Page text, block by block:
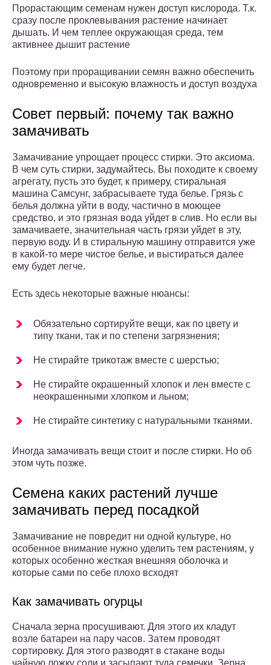
Прорастающим семенам нужен доступ кислорода. Т.к.
сразу после проклевывания растение начинает
дышать. И чем теплее окружающая среда, тем
активнее дышит растение
Поэтому при проращивании семян важно обеспечить
одновременно и высокую влажность и доступ воздуха
Совет первый: почему так важно
замачивать
Замачивание упрощает процесс стирки. Это аксиома.
В чем суть стирки, задумайтесь. Вы походите к своему
агрегату, пусть это будет, к примеру, стиральная
машина Самсунг, забрасываете туда белье. Грязь с
белья должна уйти в воду, частично в моющее
средство, и это грязная вода уйдет в слив. Но если вы
замачиваете, значительная часть грязи уйдет в эту,
первую воду. И в стиральную машину отправится уже
в какой-то мере чистое белье, и выстираться далее
ему будет легче.
Есть здесь некоторые важные нюансы:
Обязательно сортируйте вещи, как по цвету и
типу ткани, так и по степени загрязнения;
Не стирайте трикотаж вместе с шерстью;
Не стирайте окрашенный хлопок и лен вместе с
неокрашенными хлопком и льном;
Не стирайте синтетику с натуральными тканями.
Иногда замачивать вещи стоит и после стирки. Но об
этом чуть позже.
Семена каких растений лучше
замачивать перед посадкой
Замачивание не повредит ни одной культуре, но
особенное внимание нужно уделить тем растениям, у
которых особенно жесткая внешняя оболочка и
которые сами по себе плохо всходят
Как замачивать огурцы
Сначала зерна просушивают. Для этого их кладут
возле батареи на пару часов. Затем проводят
сортировку. Для этого разводят в стакане воды